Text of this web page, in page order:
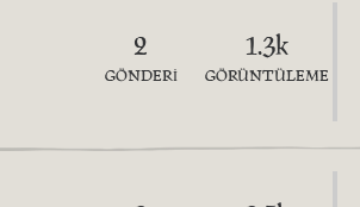
2
GÖNDERI
1.3k
GÖRÜNTÜLEME